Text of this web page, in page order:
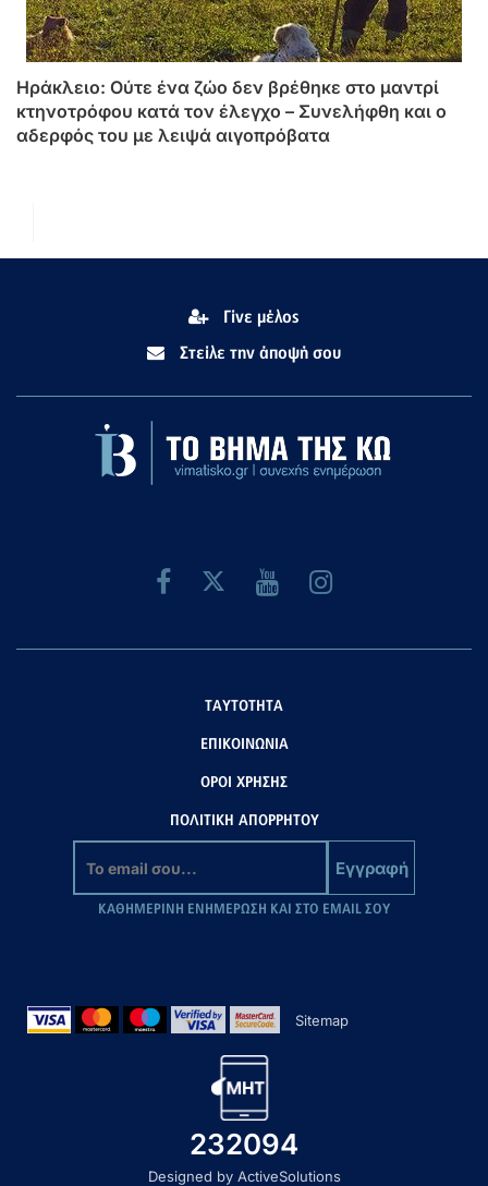
Ηράκλειο: Ούτε ένα ζώο δεν βρέθηκε στο μαντρί
κτηνοτρόφου κατά τον έλεγχο – Συνελήφθη και ο
αδερφός του με λειψά αιγοπρόβατα
Γίνε μέλος
Στείλε την άποψή σου
ΤΑΥΤΟΤΗΤΑ
ΕΠΙΚΟΙΝΩΝΙΑ
ΟΡΟΙ ΧΡΗΣΗΣ
ΠΟΛΙΤΙΚΗ ΑΠΟΡΡΗΤΟΥ
Εγγραφή
ΚΑΘΗΜΕΡΙΝΗ ΕΝΗΜΕΡΩΣΗ ΚΑΙ ΣΤΟ EMAIL ΣΟΥ
Sitemap
232094
Designed by ActiveSolutions